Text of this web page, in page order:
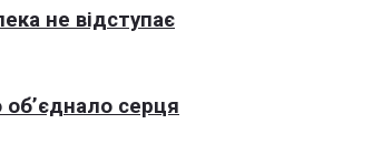
не відступає
об’єднало серця